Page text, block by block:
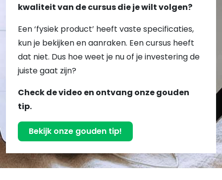
kwaliteit van de cursus die je wilt volgen?
Een ‘fysiek product’ heeft vaste specificaties,
kun je bekijken en aanraken. Een cursus heeft
dat niet. Dus hoe weet je nu of je investering de
juiste gaat zijn?
Check de video en ontvang onze gouden
tip.
Bekijk onze gouden tip!